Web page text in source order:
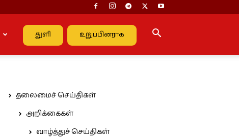
துளி உறுப்பினராக
தலைமைச் செய்திகள்
அறிக்கைகள்
வாழ்த்துச் செய்திகள்